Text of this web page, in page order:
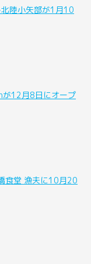
北陸小矢部が1月10
が12月8日にオープ
食堂 漁夫に10月20